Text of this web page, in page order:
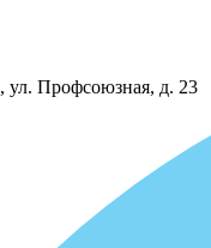
, ул. Профсоюзная, д. 23